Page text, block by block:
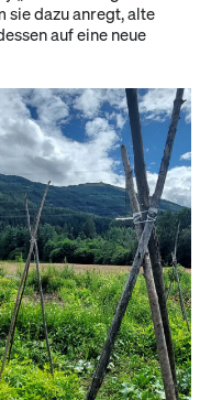
sie dazu anregt, alte
auf eine neue